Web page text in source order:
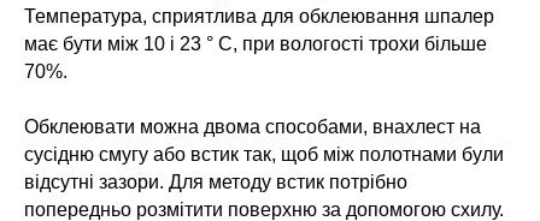
Температура, сприятлива для обклеювання шпалер
має бути між 10 і 23 ° С, при вологості трохи більше
70%.
Обклеювати можна двома способами, внахлест на
сусідню смугу або встик так, щоб між полотнами були
відсутні зазори. Для методу встик потрібно
попередньо розмітити поверхню за допомогою схилу.